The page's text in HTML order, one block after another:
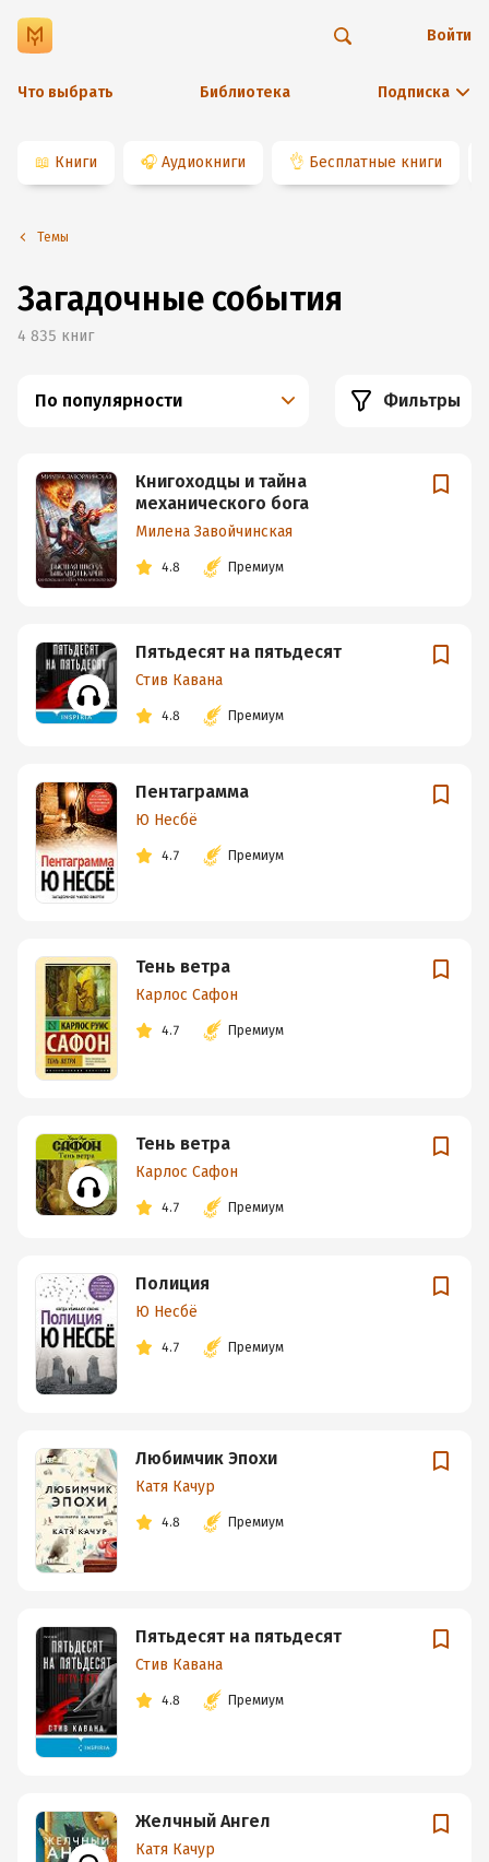
Что выбрать Библиотека Подписка
Войти
📖 Книги 🎧 Аудиокниги 👌 Бесплатные книги
Темы
Загадочные события
4 835 книг
По популярности Фильтры
Книгоходцы и тайна
механического бога
Милена Завойчинская
4.8 Премиум
Пятьдесят на пятьдесят
Стив Кавана
4.8 Премиум
Пентаграмма
Ю Несбё
4.7 Премиум
Тень ветра
Карлос Сафон
4.7 Премиум
Тень ветра
Карлос Сафон
4.7 Премиум
Полиция
Ю Несбё
4.7 Премиум
Любимчик Эпохи
Катя Качур
4.8 Премиум
Пятьдесят на пятьдесят
Стив Кавана
4.8 Премиум
Желчный Ангел
Катя Качур